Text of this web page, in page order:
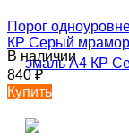
Порог
КР Серый
В наличии
840₽
Купить